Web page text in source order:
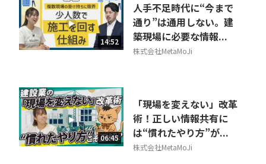
14:52
人手不足時代に“今まで
通り”は通用しない。建
築現場に必要な情報...
株式会社MetaMoJi
06:45
「現場を変えない」改革
術！正しい情報共有に
は“慣れたやり方”が...
株式会社MetaMoJi